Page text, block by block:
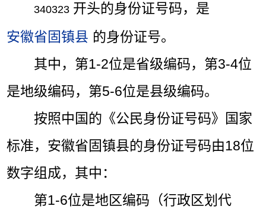
340323 开头的身份证号码，是
安徽省固镇县 的身份证号。
其中，第1-2位是省级编码，第3-4位
是地级编码，第5-6位是县级编码。
按照中国的《公民身份证号码》国家
标准，安徽省固镇县的身份证号码由18位
数字组成，其中：
第1-6位是地区编码（行政区划代